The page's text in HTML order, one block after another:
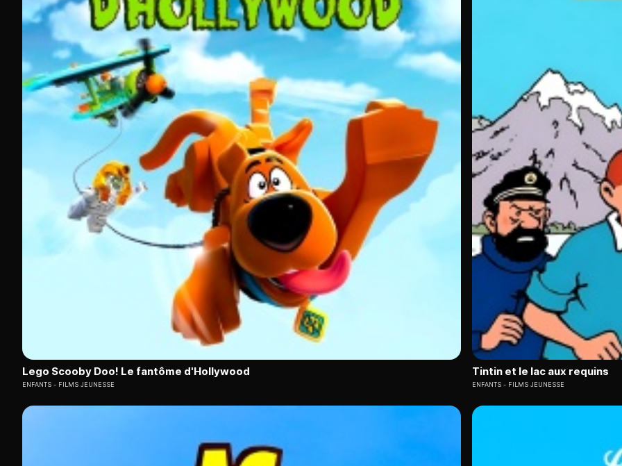
Lego Scooby Doo! Le fantôme d'Hollywood
ENFANTS FILMS JEUNESSE
Tintin et le lac aux requins
ENFANTS FILMS JEUNESSE